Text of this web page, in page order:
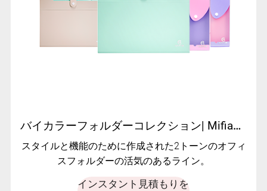
バイカラーフォルダーコレクション| Mifiaによるスタイリッシュなカスタムオフィス用品
スタイルと機能のために作成された2トーンのオフィ
スフォルダーの活気のあるライン。
インスタント見積もりを